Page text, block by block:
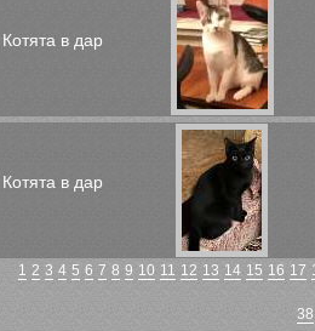
Котята в дар
Котята в дар
1 2 3 4 5 6 7 8 9 10 11 12 13 14 15 16 17
38